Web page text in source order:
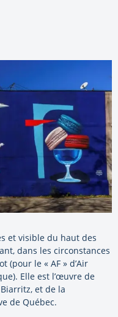
et visible du haut des
dans les circonstances
(pour le « AF » d’Air
Elle est l’œuvre de
et de la
de Québec.